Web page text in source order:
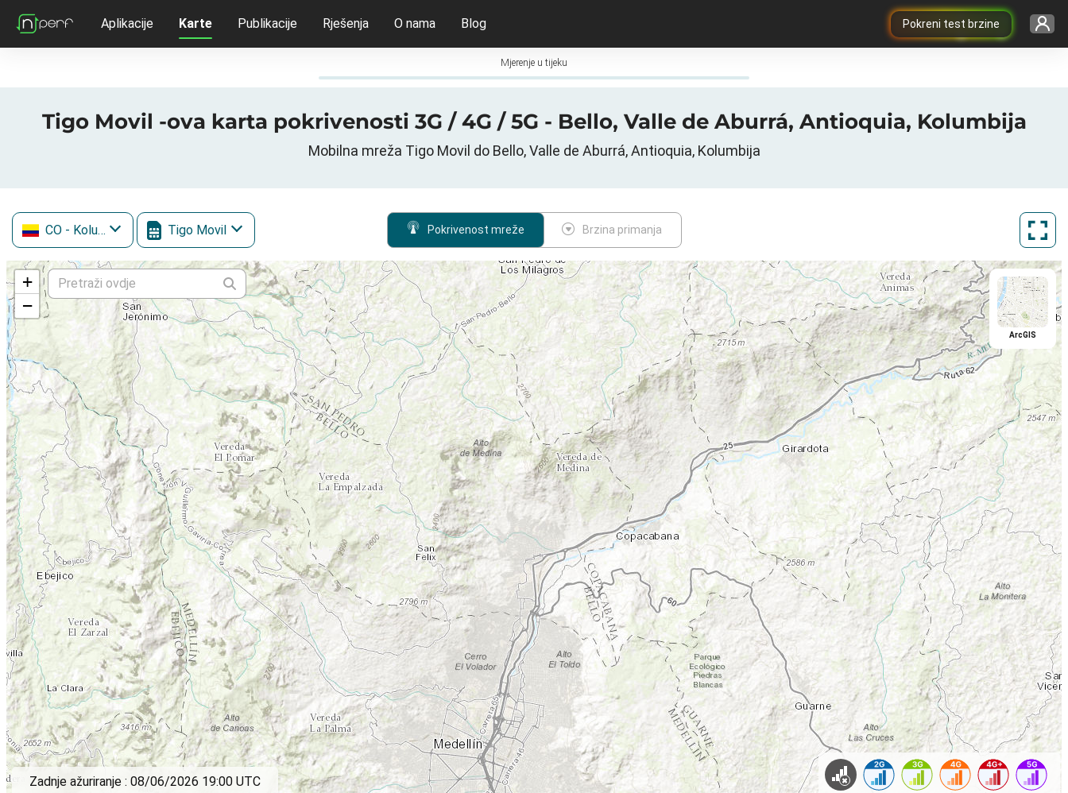
Pokreni test brzine
Aplikacije Karte Publikacije Rješenja O nama Blog
Mjerenje u tijeku
Tigo Movil -ova karta pokrivenosti 3G / 4G / 5G - Bello, Valle de Aburrá, Antioquia, Kolumbija
Mobilna mreža Tigo Movil do Bello, Valle de Aburrá, Antioquia, Kolumbija
CO - Kolumbija Tigo Movil Pokrivenost mreže Brzina primanja
+
−
ArcGIS
Zadnje ažuriranje : 08/06/2026 19:00 UTC